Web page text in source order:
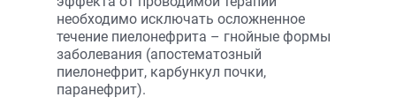
необходимо исключать осложненное
течение пиелонефрита – гнойные формы
заболевания (апостематозный
пиелонефрит, карбункул почки,
паранефрит).